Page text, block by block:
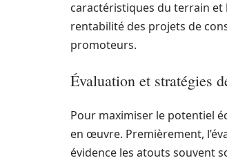
caractéristiques du terrain et
rentabilité des projets de
promoteurs.
Évaluation et stratégies
Pour maximiser le potentiel
en œuvre. Premièrement,
évidence les atouts souvent